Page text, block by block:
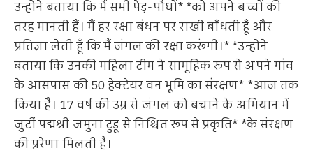
उन्होने बताया कि मैं सभी पेड़-पौधों* *को अपने बच्चों की
तरह मानती हैं। मैं हर रक्षा बंधन पर राखी बाँधती हूँ और
प्रतिज्ञा लेती हूँ कि मैं जंगल की रक्षा करूंगी।* *उन्होने
बताया कि उनकी महिला टीम ने सामूहिक रूप से अपने गांव
के आसपास की 50 हेक्टेयर वन भूमि का संरक्षण* *आज तक
किया है। 17 वर्ष की उम्र से जंगल को बचाने के अभियान में
जुटीं पद्मश्री जमुना टुडू से निश्चित रूप से प्रकृति* *के संरक्षण
की प्ररेणा मिलती है।